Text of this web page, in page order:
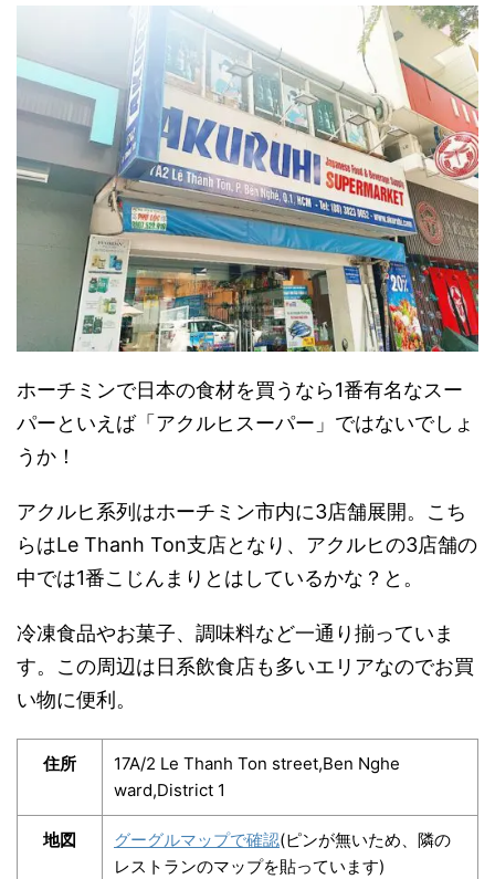
ホーチミンで日本の食材を買うなら1番有名なスー
パーといえば「アクルヒスーパー」ではないでしょ
うか！
アクルヒ系列はホーチミン市内に3店舗展開。こち
らはLe Thanh Ton支店となり、アクルヒの3店舗の
中では1番こじんまりとはしているかな？と。
冷凍食品やお菓子、調味料など一通り揃っていま
す。この周辺は日系飲食店も多いエリアなのでお買
い物に便利。
住所
17A/2 Le Thanh Ton street,Ben Nghe
ward,District 1
地図 グーグルマップで確認(ピンが無いため、隣の
レストランのマップを貼っています)